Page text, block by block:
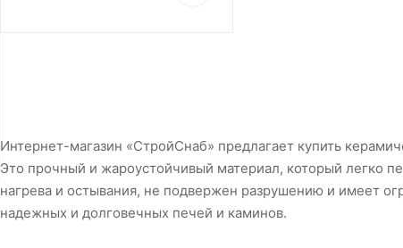
Интернет-магазин «СтройСнаб» предлагает купить
Это прочный и жароустойчивый материал, который легко
нагрева и остывания, не подвержен разрушению и имеет
надежных и долговечных печей и каминов.